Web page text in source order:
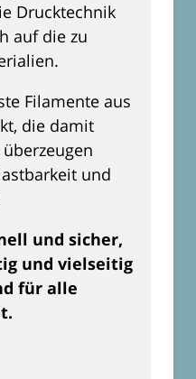
Drucktechnik
auf die zu
Filamente aus
die damit
und
und sicher,
und vielseitig
für alle